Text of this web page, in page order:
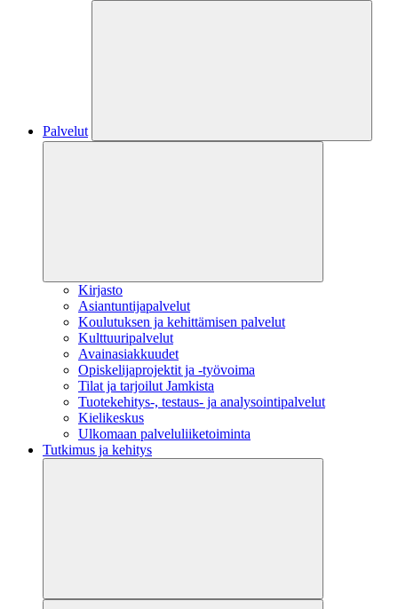
Palvelut
Kirjasto
Asiantuntijapalvelut
Koulutuksen ja kehittämisen palvelut
Kulttuuripalvelut
Avainasiakkuudet
Opiskelijaprojektit​ ja -työvoima
Tilat ja tarjoilut Jamkista
Tuotekehitys-, testaus- ja analysointipalvelut
Kielikeskus
Ulkomaan palveluliiketoiminta
Tutkimus ja kehitys